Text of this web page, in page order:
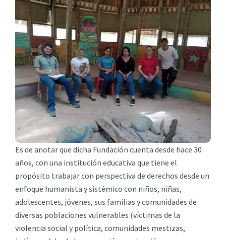
Es de anotar que dicha Fundación cuenta desde hace 30
años, con una institución educativa que tiene el
propósito trabajar con perspectiva de derechos desde un
enfoque humanista y sistémico con niños, niñas,
adolescentes, jóvenes, sus familias y comunidades de
diversas poblaciones vulnerables (víctimas de la
violencia social y política, comunidades mestizas,